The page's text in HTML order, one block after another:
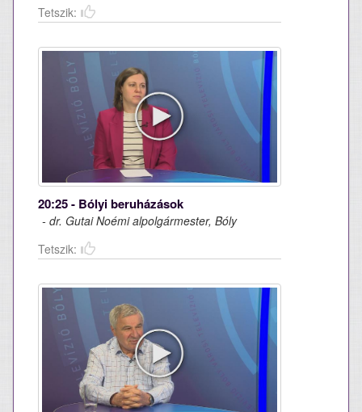
Tetszik:
20:25 - Bólyi beruházások
- dr. Gutai Noémi alpolgármester, Bóly
Tetszik: